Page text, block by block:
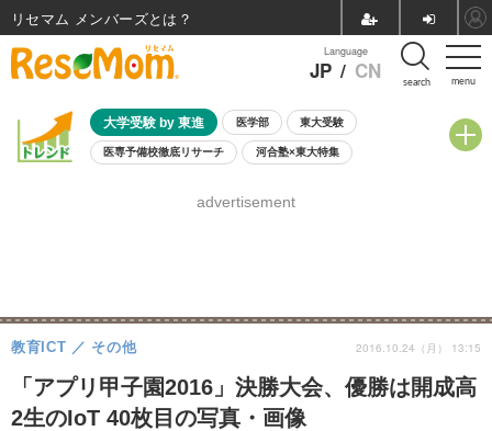
menu
Language
JP / CN search
大学受験 by 東進 医学部 東大受験
医専予備校徹底リサーチ 河合塾×東大特集
8月開催学校説明会・相談会
advertisement
「アプリ甲子園2016」決勝大会、優勝は開成高
2生のIoT 40枚目の写真・画像
教育ICT その他 2016.10.24（月） 13:15
リセマム メンバーズ